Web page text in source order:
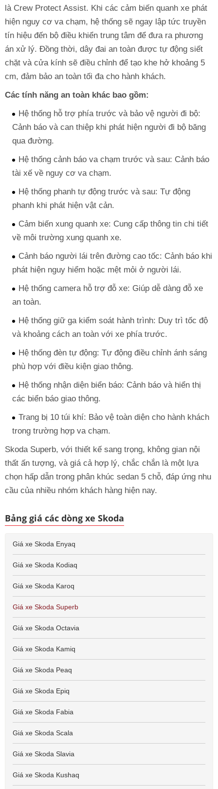
là Crew Protect Assist. Khi các cảm biến quanh xe phát
hiện nguy cơ va chạm, hệ thống sẽ ngay lập tức truyền
tín hiệu đến bộ điều khiển trung tâm để đưa ra phương
án xử lý. Đồng thời, dây đai an toàn được tự động siết
chặt và cửa kính sẽ điều chỉnh để tạo khe hở khoảng 5
cm, đảm bảo an toàn tối đa cho hành khách.
Các tính năng an toàn khác bao gồm:
Hệ thống hỗ trợ phía trước và bảo vệ người đi bộ:
Cảnh báo và can thiệp khi phát hiện người đi bộ băng
qua đường.
Hệ thống cảnh báo va chạm trước và sau: Cảnh báo
tài xế về nguy cơ va chạm.
Hệ thống phanh tự động trước và sau: Tự động
phanh khi phát hiện vật cản.
Cảm biến xung quanh xe: Cung cấp thông tin chi tiết
về môi trường xung quanh xe.
Cảnh báo người lái trên đường cao tốc: Cảnh báo khi
phát hiện nguy hiểm hoặc mệt mỏi ở người lái.
Hệ thống camera hỗ trợ đỗ xe: Giúp dễ dàng đỗ xe
an toàn.
Hệ thống giữ ga kiểm soát hành trình: Duy trì tốc độ
và khoảng cách an toàn với xe phía trước.
Hệ thống đèn tự động: Tự động điều chỉnh ánh sáng
phù hợp với điều kiện giao thông.
Hệ thống nhận diện biển báo: Cảnh báo và hiển thị
các biển báo giao thông.
Trang bị 10 túi khí: Bảo vệ toàn diện cho hành khách
trong trường hợp va chạm.
Skoda Superb, với thiết kế sang trọng, không gian nội
thất ấn tượng, và giá cả hợp lý, chắc chắn là một lựa
chọn hấp dẫn trong phân khúc sedan 5 chỗ, đáp ứng nhu
cầu của nhiều nhóm khách hàng hiện nay.
Bảng giá các dòng xe Skoda
Giá xe Skoda Enyaq
Giá xe Skoda Kodiaq
Giá xe Skoda Karoq
Giá xe Skoda Superb
Giá xe Skoda Octavia
Giá xe Skoda Kamiq
Giá xe Skoda Peaq
Giá xe Skoda Epiq
Giá xe Skoda Fabia
Giá xe Skoda Scala
Giá xe Skoda Slavia
Giá xe Skoda Kushaq